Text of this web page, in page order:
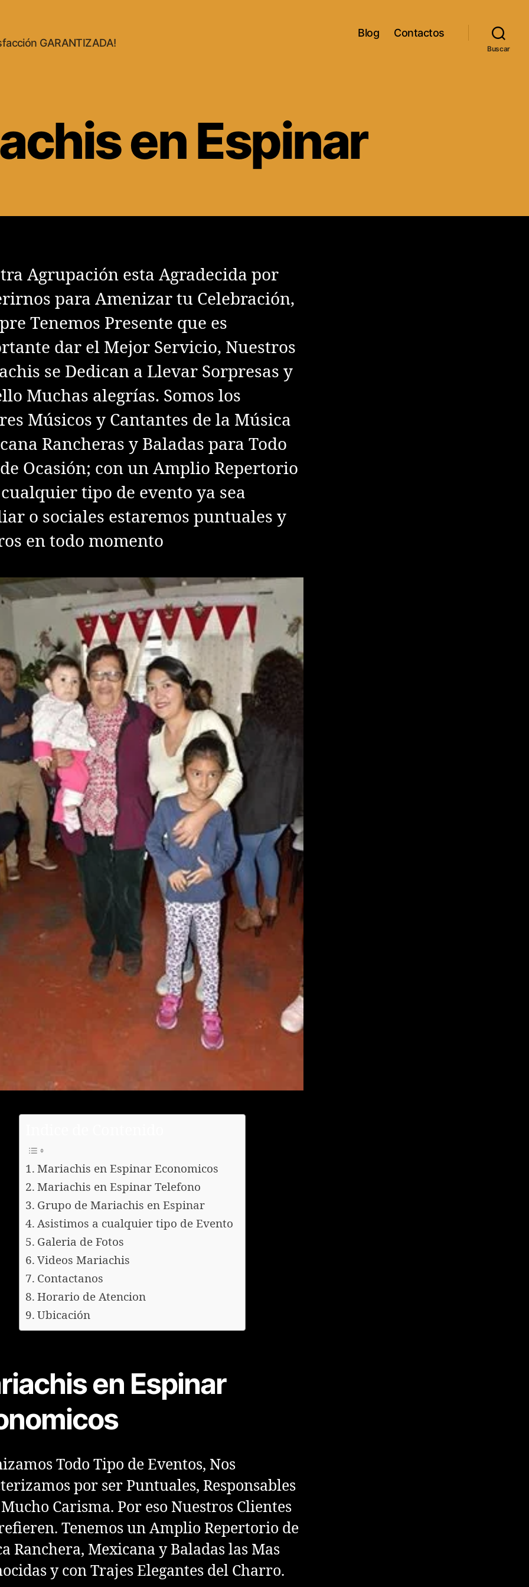
GARANTIZADA!
Blog Contactos
Buscar
en Espinar
Agrupación esta Agradecida por
para Amenizar tu Celebración,
Tenemos Presente que es
dar el Mejor Servicio, Nuestros
se Dedican a Llevar Sorpresas y
Muchas alegrías. Somos los
Músicos y Cantantes de la Música
Rancheras y Baladas para Todo
Ocasión; con un Amplio Repertorio
tipo de evento ya sea
o sociales estaremos puntuales y
en todo momento
Mariachis en Espinar Economicos
Mariachis en Espinar Telefono
Grupo de Mariachis en Espinar
Asistimos a cualquier tipo de Evento
Galeria de Fotos
Videos Mariachis
Contactanos
Horario de Atencion
Ubicación
en Espinar
Todo Tipo de Eventos, Nos
por ser Puntuales, Responsables
Carisma. Por eso Nuestros Clientes
Tenemos un Amplio Repertorio de
Ranchera, Mexicana y Baladas las Mas
y con Trajes Elegantes del Charro.